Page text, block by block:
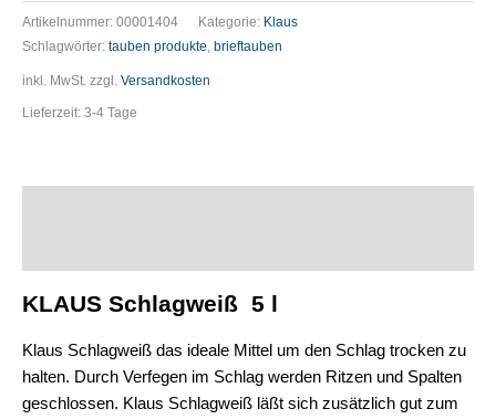
Artikelnummer: 00001404 Kategorie: Klaus
Schlagwörter: tauben produkte brieftauben
inkl. MwSt. zzgl. Versandkosten
Lieferzeit: 3-4 Tage
KLAUS Schlagweiß 5 l
Klaus Schlagweiß das ideale Mittel um den Schlag trocken zu
halten. Durch Verfegen im Schlag werden Ritzen und Spalten
geschlossen. Klaus Schlagweiß läßt sich zusätzlich gut zum